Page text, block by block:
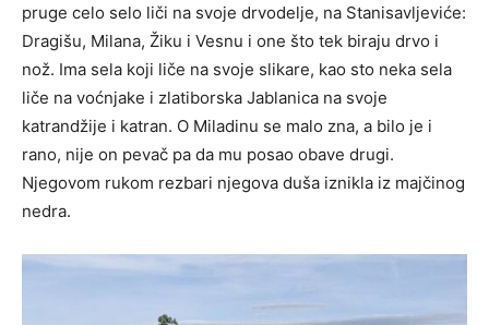
pruge celo selo liči na svoje drvodelje, na Stanisavljeviće:
Dragišu, Milana, Žiku i Vesnu i one što tek biraju drvo i
nož. Ima sela koji liče na svoje slikare, kao sto neka sela
liče na voćnjake i zlatiborska Jablanica na svoje
katrandžije i katran. O Miladinu se malo zna, a bilo je i
rano, nije on pevač pa da mu posao obave drugi.
Njegovom rukom rezbari njegova duša iznikla iz majčinog
nedra.